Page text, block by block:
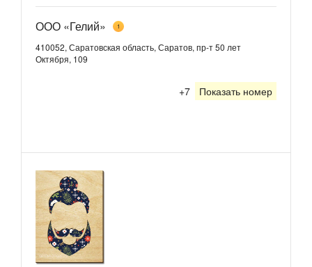
ООО «Гелий» 1
410052, Саратовская область, Саратов, пр-т 50 лет
Октября, 109
+7 Показать номер